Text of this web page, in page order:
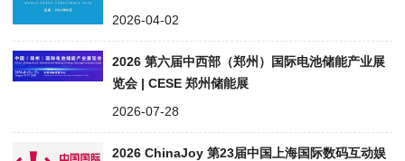
2026-04-02
2026 第六届中西部（郑州）国际电池储能产业展
览会 | CESE 郑州储能展
2026-07-28
2026 ChinaJoy 第23届中国上海国际数码互动娱